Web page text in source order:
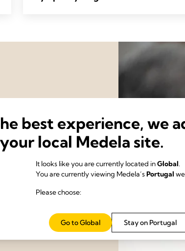
à ciência de tornar a
best experience, we
local Medela site.
It looks like you are currently located inGlobal.
You are currently viewing Medela’sPortugal
Please choose:
Stay on Portugal
Go to Global